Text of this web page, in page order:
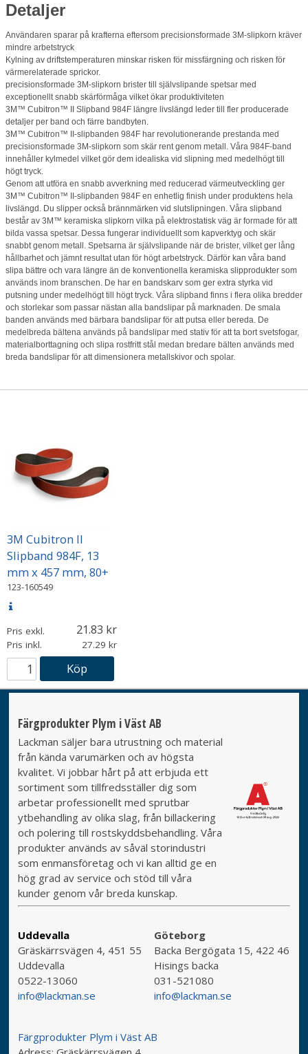
Detaljer
Användaren sparar på krafterna eftersom precisionsformade 3M-slipkorn kräver
mindre arbetstryck
Kylning av driftstemperaturen minskar risken för missfärgning och risken för
värmerelaterade sprickor.
precisionsformade 3M-slipkorn brister till självslipande spetsar med
exceptionellt snabb skärförmåga vilket ökar produktiviteten
3M™ Cubitron™ II Slipband 984F längre livslängd leder till fler producerade
detaljer per band och färre bandbyten.
3M™ Cubitron™ II-slipbanden 984F har revolutionerande prestanda med
precisionsformade 3M-slipkorn som skär rent genom metall. Våra 984F-band
innehåller kylmedel vilket gör dem idealiska vid slipning med medelhögt till
högt tryck.
Genom att utföra en snabb avverkning med reducerad värmeutveckling ger
3M™ Cubitron™ II-slipbanden 984F en enhetlig finish under produktens hela
livslängd. Du slipper också brännmärken vid slutslipningen. Våra slipband
består av 3M™ keramiska slipkorn vilka på elektrostatisk väg är formade för att
bilda vassa spetsar. Dessa fungerar individuellt som kapverktyg och skär
snabbt genom metall. Spetsarna är självslipande när de brister, vilket ger lång
hållbarhet och jämnt resultat utan för högt arbetstryck. Därför kan våra band
slipa bättre och vara längre än de konventionella keramiska slipprodukter som
används inom branschen. De har en bandskarv som ger extra styrka vid
putsning under medelhögt till högt tryck. Våra slipband finns i flera olika bredder
och storlekar som passar nästan alla bandslipar på marknaden. De smala
banden används med bärbara bandslipar för att putsa eller bereda. De
medelbreda bältena används på bandslipar med stativ för att ta bort svetsfogar,
materialborttagning och slipa rostfritt stål medan bredare bälten används med
breda bandslipar för att dimensionera metallskivor och spolar.
3M Cubitron II
Slipband 984F, 13
mm x 457 mm, 80+
123-160549
Pris exkl. 21.83
Pris inkl. 27.29
Köp
Färgprodukter Plym i Väst AB
Lackman säljer bara utrustning och material
från kända varumärken och av högsta
kvalitet. Vi jobbar hårt på att erbjuda ett
sortiment som tillfredsställer dig som
arbetar professionellt med sprutbar
ytbehandling av olika slag, från billackering
och polering till rostskyddsbehandling. Våra
produkter används av såväl storindustri
som enmansföretag och vi kan alltid ge en
hög grad av service och stöd till våra
kunder genom vår breda kunskap.
Uddevalla
Gräskärrsvägen 4, 451 55
Uddevalla
0522-13060
info@lackman.se
Göteborg
Backa Bergögata 15, 422 46
Hisings backa
031-521080
info@lackman.se
Färgprodukter Plym i Väst AB